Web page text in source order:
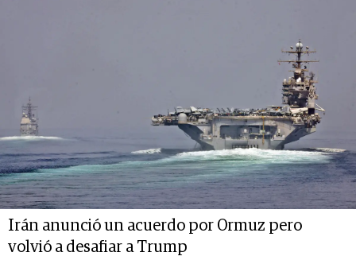
Irán anunció un acuerdo por Ormuz pero
volvió a desafiar a Trump